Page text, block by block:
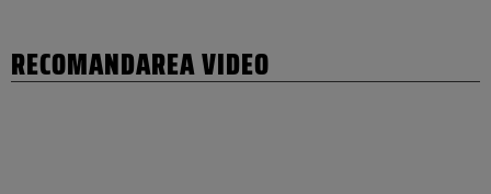
RECOMANDAREA VIDEO